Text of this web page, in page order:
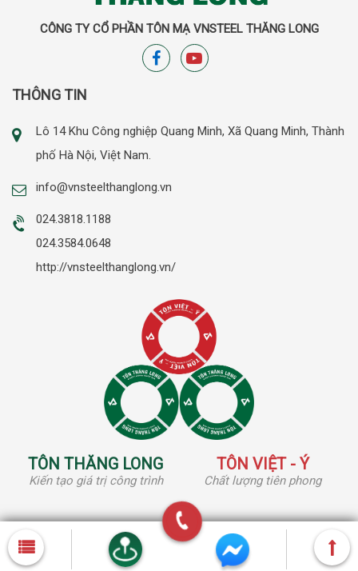
CÔNG TY CỔ PHẦN TÔN MẠ VNSTEEL THĂNG LONG
THÔNG TIN
Lô 14 Khu Công nghiệp Quang Minh, Xã Quang Minh, Thành
phố Hà Nội, Việt Nam.
info@vnsteelthanglong.vn
024.3818.1188
024.3584.0648
http://vnsteelthanglong.vn/
TÔN THĂNG LONG
Kiến tạo giá trị công trình
TÔN VIỆT - Ý
Chất lượng tiên phong